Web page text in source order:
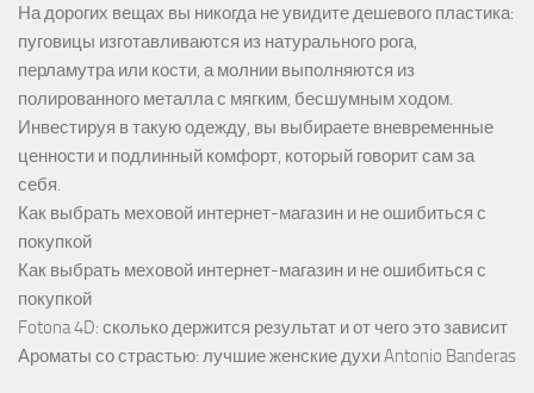
На дорогих вещах вы никогда не увидите дешевого пластика:
пуговицы изготавливаются из натурального рога,
перламутра или кости, а молнии выполняются из
полированного металла с мягким, бесшумным ходом.
Инвестируя в такую одежду, вы выбираете вневременные
ценности и подлинный комфорт, который говорит сам за
себя.
Как выбрать меховой интернет-магазин и не ошибиться с
покупкой
Как выбрать меховой интернет-магазин и не ошибиться с
покупкой
Fotona 4D: сколько держится результат и от чего это зависит
Ароматы со страстью: лучшие женские духи Antonio Banderas